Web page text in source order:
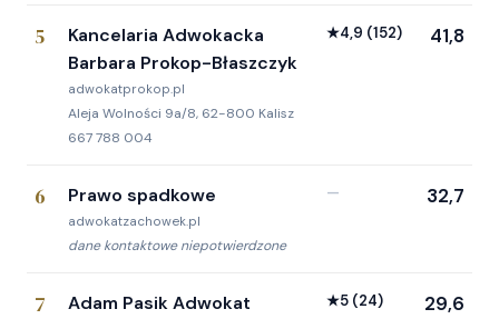
5
Kancelaria Adwokacka
Barbara Prokop-Błaszczyk
adwokatprokop.pl
Aleja Wolności 9a/8, 62-800 Kalisz
667 788 004
★4,9 (152) 41,8
6 Prawo spadkowe
adwokatzachowek.pl
dane kontaktowe niepotwierdzone
— 32,7
7 Adam Pasik Adwokat ★5 (24) 29,6